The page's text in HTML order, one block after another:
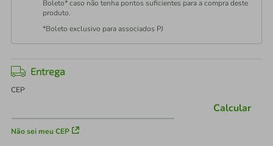
Boleto* caso não tenha pontos suficientes para a compra deste
produto.
*Boleto exclusivo para associados PJ
Entrega
CEP
Não sei meu CEP
Calcular